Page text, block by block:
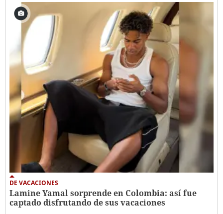
DE VACACIONES
Lamine Yamal sorprende en Colombia: así fue
captado disfrutando de sus vacaciones